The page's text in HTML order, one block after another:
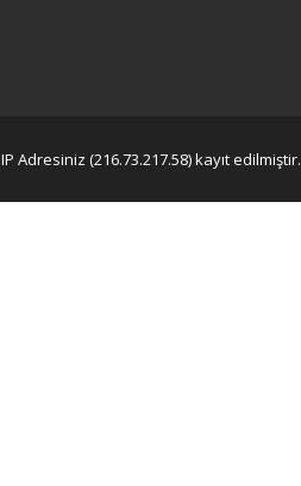
IP Adresiniz (216.73.217.58) kayıt edilmiştir.